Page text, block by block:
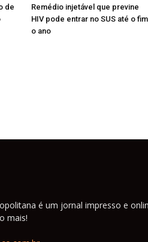
de
Remédio injetável que previne
HIV pode entrar no SUS até o fim
o ano
é um jornal impresso e
mais!